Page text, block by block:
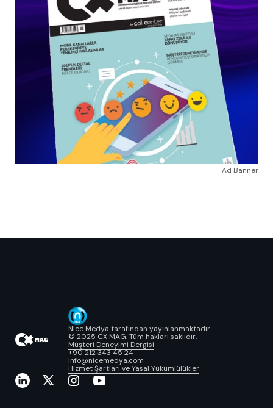
Ad Banner
Nice Medya tarafından yayınlanmaktadır.
© 2025 CX MAG. Tüm hakları saklıdır.
Müşteri Deneyimi Dergisi
+90 212 343 45 24
info@nicemedya.com
Hizmet Şartları ve Yasal Yükümlülükler